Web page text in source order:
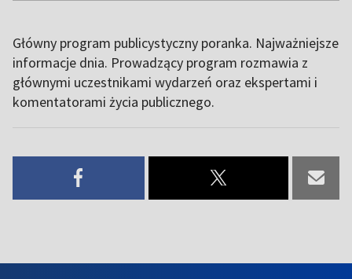
Główny program publicystyczny poranka. Najważniejsze
informacje dnia. Prowadzący program rozmawia z
głównymi uczestnikami wydarzeń oraz ekspertami i
komentatorami życia publicznego.